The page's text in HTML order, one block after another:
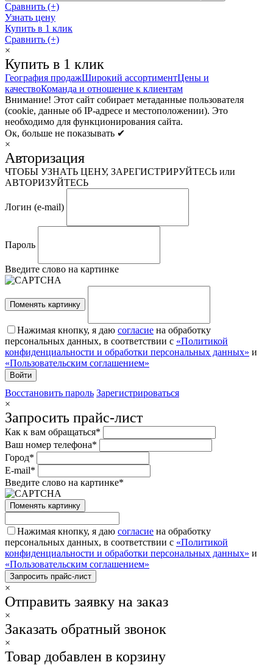
Сравнить (+)
Узнать цену
Купить в 1 клик
Сравнить (+)
×
Купить в 1 клик
География продажШирокий ассортиментЦены и
качествоКоманда и отношение к клиентам
Внимание! Этот сайт собирает метаданные пользователя
(cookie, данные об IP-адресе и местоположении). Это
необходимо для функционирования сайта.
Ок, больше не показывать ✔
×
Авторизация
ЧТОБЫ УЗНАТЬ ЦЕНУ, ЗАРЕГИСТРИРУЙТЕСЬ или
АВТОРИЗУЙТЕСЬ
Логин (e-mail)
Пароль
Введите слово на картинке
Поменять картинку
Нажимая кнопку, я даю согласие на обработку
персональных данных, в соответствии с «Политикой
конфиденциальности и обработки персональных данных» и
«Пользовательским соглашением»
Восстановить пароль Зарегистрироваться
×
Запросить прайс-лист
Как к вам обращаться*
Ваш номер телефона*
Город*
E-mail*
Введите слово на картинке*
Поменять картинку
Нажимая кнопку, я даю согласие на обработку
персональных данных, в соответствии с «Политикой
конфиденциальности и обработки персональных данных» и
«Пользовательским соглашением»
×
Отправить заявку на заказ
×
Заказать обратный звонок
×
Товар добавлен в корзину